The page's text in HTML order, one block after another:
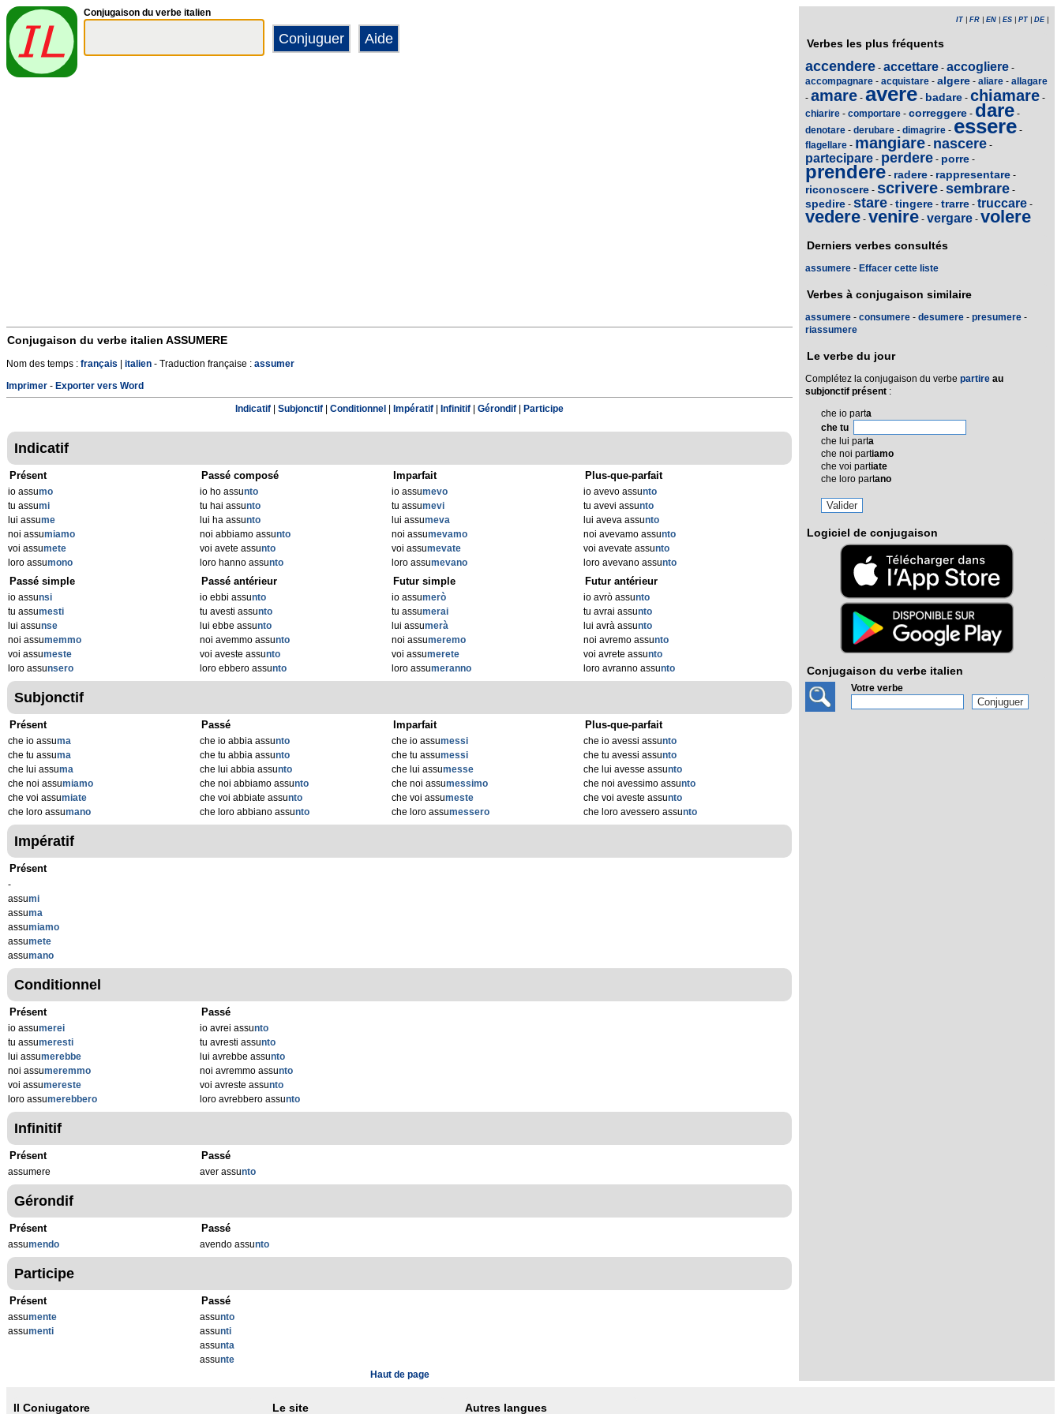
Conjugaison du verbe italien
Conjugaison du verbe italien ASSUMERE
Nom des temps : français italien - Traduction française : assumer
Imprimer - Exporter vers Word
Indicatif Subjonctif Conditionnel Impératif Infinitif Gérondif Participe
Indicatif
Présent
io assumo
tu assumi
lui assume
noi assumiamo
voi assumete
loro assumono
Passé composé
io ho assunto
tu hai assunto
lui ha assunto
noi abbiamo assunto
voi avete assunto
loro hanno assunto
Imparfait
io assumevo
tu assumevi
lui assumeva
noi assumevamo
voi assumevate
loro assumevano
Plus-que-parfait
io avevo assunto
tu avevi assunto
lui aveva assunto
noi avevamo assunto
voi avevate assunto
loro avevano assunto
Passé simple
io assunsi
tu assumesti
lui assunse
noi assumemmo
voi assumeste
loro assunsero
Passé antérieur
io ebbi assunto
tu avesti assunto
lui ebbe assunto
noi avemmo assunto
voi aveste assunto
loro ebbero assunto
Futur simple
io assumerò
tu assumerai
lui assumerà
noi assumeremo
voi assumerete
loro assumeranno
Futur antérieur
io avrò assunto
tu avrai assunto
lui avrà assunto
noi avremo assunto
voi avrete assunto
loro avranno assunto
Subjonctif
Présent
che io assuma
che tu assuma
che lui assuma
che noi assumiamo
che voi assumiate
che loro assumano
Passé
che io abbia assunto
che tu abbia assunto
che lui abbia assunto
che noi abbiamo assunto
che voi abbiate assunto
che loro abbiano assunto
Imparfait
che io assumessi
che tu assumessi
che lui assumesse
che noi assumessimo
che voi assumeste
che loro assumessero
Plus-que-parfait
che io avessi assunto
che tu avessi assunto
che lui avesse assunto
che noi avessimo assunto
che voi aveste assunto
che loro avessero assunto
Impératif
Présent
-
assumi
assuma
assumiamo
assumete
assumano
Conditionnel
Présent
io assumerei
tu assumeresti
lui assumerebbe
noi assumeremmo
voi assumereste
loro assumerebbero
Passé
io avrei assunto
tu avresti assunto
lui avrebbe assunto
noi avremmo assunto
voi avreste assunto
loro avrebbero assunto
Infinitif
Présent
assumere
Passé
aver assunto
Gérondif
Présent
assumendo
Passé
avendo assunto
Participe
Présent
assumente
assumenti
Passé
assunto
assunti
assunta
assunte
Haut de page
IT FR EN ES PT DE|
Verbes les plus fréquents
accendere - accettare - accogliere -
accompagnare - acquistare - algere - aliare - allagare
- amare - avere - badare - chiamare -
chiarire - comportare - correggere - dare -
denotare - derubare - dimagrire - essere -
flagellare - mangiare - nascere -
partecipare - perdere - porre -
prendere - radere - rappresentare -
riconoscere - scrivere - sembrare -
spedire - stare - tingere - trarre - truccare -
vedere - venire - vergare - volere
Derniers verbes consultés
assumere - Effacer cette liste
Verbes à conjugaison similaire
assumere - consumere - desumere - presumere -
riassumere
Le verbe du jour
Complétez la conjugaison du verbe partire au
subjonctif présent :
che io parta
che tu
che lui parta
che noi partiamo
che voi partiate
che loro partano
Logiciel de conjugaison
Conjugaison du verbe italien
Votre verbe
Il Coniugatore Le site Autres langues